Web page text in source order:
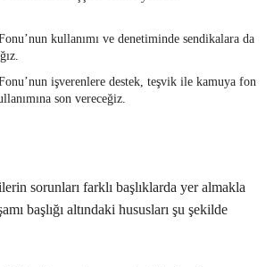
kullanımı ve denetiminde sendikalara da
işverenlere destek, teşvik ile kamuya fon
son vereceğiz.
sorunları farklı başlıklarda yer almakla
başlığı altındaki hususları şu şekilde